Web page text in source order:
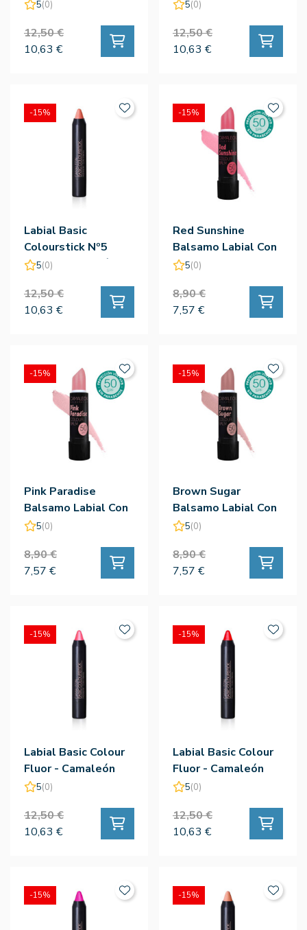
5(0)
12,50 €
10,63 €
5(0)
12,50 €
10,63 €
Labial Basic
Colourstick Nº5
Nude - Camaleón
5(0)
12,50 €
10,63 €
-15%
Red Sunshine
Balsamo Labial Con
Color Spf50
5(0)
8,90 €
7,57 €
-15%
Pink Paradise
Balsamo Labial Con
Color Spf50
5(0)
8,90 €
7,57 €
-15%
Brown Sugar
Balsamo Labial Con
Color Spf50
5(0)
8,90 €
7,57 €
-15%
Labial Basic Colour
Fluor - Camaleón
5(0)
12,50 €
10,63 €
-15%
Labial Basic Colour
Fluor - Camaleón
5(0)
12,50 €
10,63 €
-15%
-15% -15%